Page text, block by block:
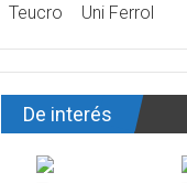
Teucro
Uni Ferrol
De interés